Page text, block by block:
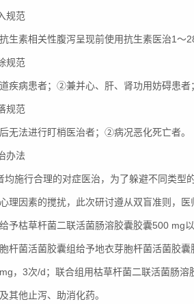
规范
生素相关性腹泻呈现前使用抗生素医治1～
规范
疾病患者；②兼并心、肝、肾功用妨碍患
规范
无法进行盯梢医治者；②病况恶化死亡者。
办法
均施行合理的对症医治，为了躲避不同类型
理因素的搅扰，此次研讨遵从双盲准则，
予枯草杆菌二联活菌肠溶胶囊胶囊500 mg
杆菌活菌胶囊组给予地衣芽胞杆菌活菌胶
，3次/d；联合组用枯草杆菌二联活菌肠
其他止泻、助消化药。